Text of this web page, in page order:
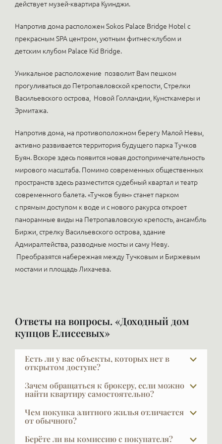
действует музей-квартира Куинджи.
Напротив дома расположен Sokos Palace Bridge Hotel с
прекрасным SPA центром, уютным фитнес-клубом и
детским клубом Рalace Kid Bridge.
Уникальное расположение позволит Вам пешком
прогуливаться до Петропавловской крепости, Стрелки
Васильевского острова, Новой Голландии, Кунсткамеры и
Эрмитажа.
Напротив дома, на противоположном берегу Малой Невы,
активно развивается территория будущего парка Тучков
Буян. Вскоре здесь появится новая достопримечательность
мирового масштаба. Помимо современных общественных
пространств здесь разместится судебный квартал и театр
современного балета. «Тучков буян» станет парком
с прямым доступом к воде и с нового ракурса откроет
панорамные виды на Петропавловскую крепость, ансамбль
Биржи, стрелку Васильевского острова, здание
Адмиралтейства, разводные мосты и саму Неву.
Преобразятся набережная между Тучковым и Биржевым
мостами и площадь Лихачева.
Ответы на вопросы. «Доходный дом
купцов Елисеевых»
Есть ли у вас объекты, которых нет в
открытом доступе?
В элите далеко не всё есть в открытой рекламе, и
это объяснимо: часть наших клиентов не хочет,
жильё. Другая часть осознанно выбирает закрытую
продажу — она очень эффектна, потому что
интрига привлекает. Обращайтесь к своему
Зачем обращаться к брокеру, если можно
найти квартиру самостоятельно?
Показательный факт: строительные компании
продают через брокеров 50–75% квартир. Мы
причина та же, с которой сталкивается любой
Чем покупка элитного жилья отличается
от обычного?
У покупателя элитной недвижимости уже есть
Берёте ли вы комиссию с покупателя?